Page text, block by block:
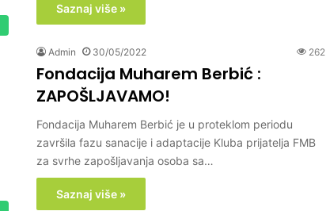
Saznaj više »
Admin 30/05/2022 262
Fondacija Muharem Berbić :
ZAPOŠLJAVAMO!
Fondacija Muharem Berbić je u proteklom periodu
završila fazu sanacije i adaptacije Kluba prijatelja FMB
za svrhe zapošljavanja osoba sa…
Saznaj više »